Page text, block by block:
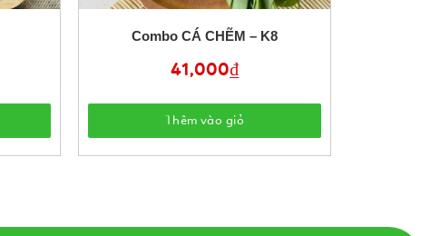
Combo CÁ CHẼM – K8
41,000₫
Thêm vào giỏ